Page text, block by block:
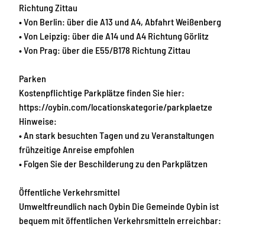
Richtung Zittau
• Von Berlin: über die A13 und A4, Abfahrt Weißenberg
• Von Leipzig: über die A14 und A4 Richtung Görlitz
• Von Prag: über die E55/B178 Richtung Zittau
Parken
Kostenpflichtige Parkplätze finden Sie hier:
https://oybin.com/locationskategorie/parkplaetze
Hinweise:
• An stark besuchten Tagen und zu Veranstaltungen
frühzeitige Anreise empfohlen
• Folgen Sie der Beschilderung zu den Parkplätzen
Öffentliche Verkehrsmittel
Umweltfreundlich nach Oybin Die Gemeinde Oybin ist
bequem mit öffentlichen Verkehrsmitteln erreichbar: